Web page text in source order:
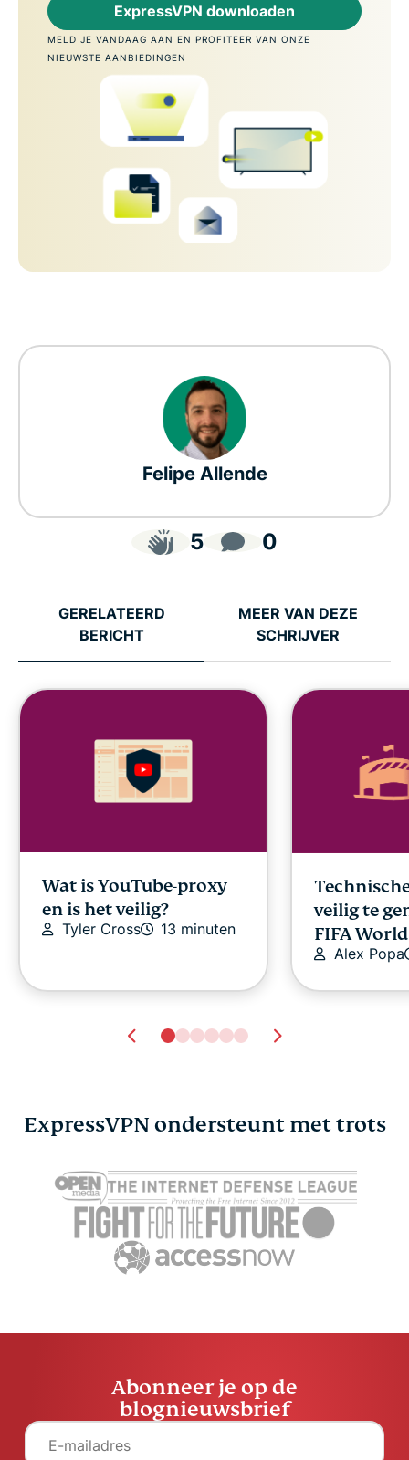
ExpressVPN downloaden
MELD JE VANDAAG AAN EN PROFITEER VAN ONZE
NIEUWSTE AANBIEDINGEN
Felipe Allende
5 0
GERELATEERD
BERICHT
MEER VAN DEZE
SCHRIJVER
Wat is YouTube-proxy
en is het veilig?
Tyler Cross 13 minuten
veilig te
FIFA
Alex Popa
iPhone inschakelen
Felipe Allende
16 minuten
Heb je er
2026?
Felipe
ExpressVPN ondersteunt met trots
Abonneer je op de
blognieuwsbrief